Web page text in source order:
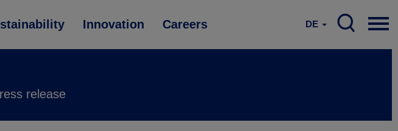
Innovation Careers DE
release